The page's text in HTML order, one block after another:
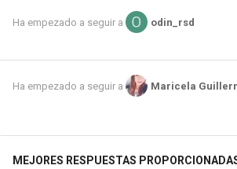
Ha empezado a seguir a odin_rsd
Ha empezado a seguir a Maricela
MEJORES RESPUESTAS